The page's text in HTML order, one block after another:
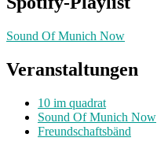
Sound Of Munich Now
Veranstaltungen
10 im quadrat
Sound Of Munich Now
Freundschaftsbänd